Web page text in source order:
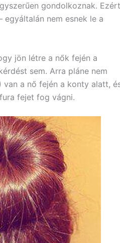
gondolkoznak. Ezért
nem esnek le a
jön létre a nők fején a
sem. Arra pláne nem
a nő fején a konty alatt,
fejet fog vágni.